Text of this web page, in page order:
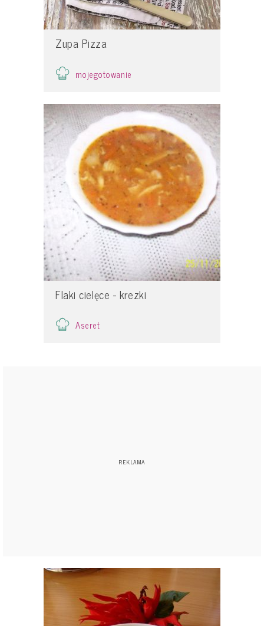
Zupa Pizza
mojegotowanie
Flaki cielęce - krezki
Aseret